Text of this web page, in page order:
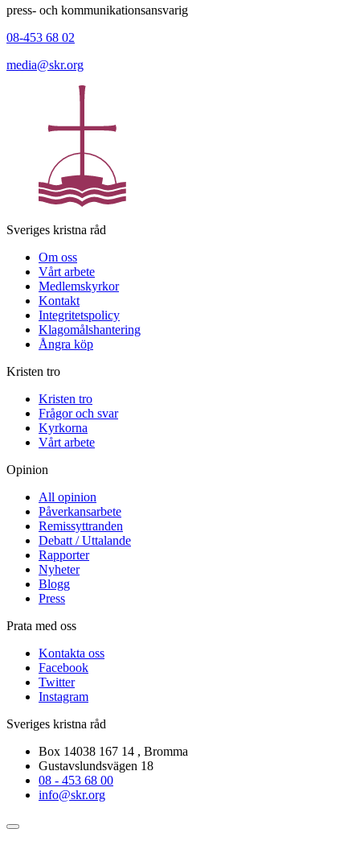
press- och kommunikationsansvarig
08-453 68 02
media@skr.org
Sveriges kristna råd
Om oss
Vårt arbete
Medlemskyrkor
Kontakt
Integritetspolicy
Klagomålshantering
Ångra köp
Kristen tro
Kristen tro
Frågor och svar
Kyrkorna
Vårt arbete
Opinion
All opinion
Påverkansarbete
Remissyttranden
Debatt / Uttalande
Rapporter
Nyheter
Blogg
Press
Prata med oss
Kontakta oss
Facebook
Twitter
Instagram
Sveriges kristna råd
Box 14038 167 14 , Bromma
Gustavslundsvägen 18
08 - 453 68 00
info@skr.org